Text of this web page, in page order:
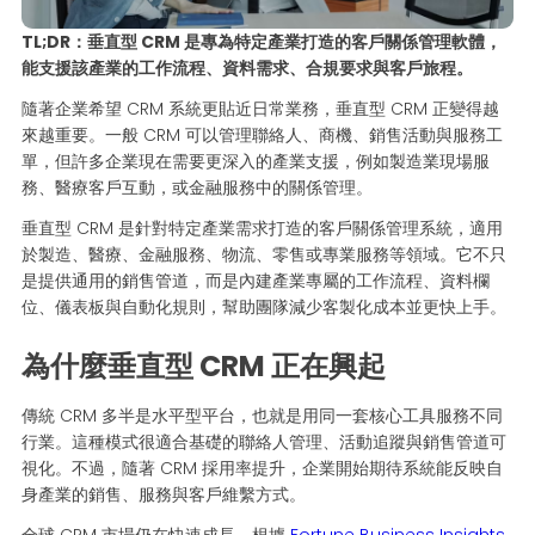
TL;DR：垂直型 CRM 是專為特定產業打造的客戶關係管理軟體，
能支援該產業的工作流程、資料需求、合規要求與客戶旅程。
隨著企業希望 CRM 系統更貼近日常業務，垂直型 CRM 正變得越
來越重要。一般 CRM 可以管理聯絡人、商機、銷售活動與服務工
單，但許多企業現在需要更深入的產業支援，例如製造業現場服
務、醫療客戶互動，或金融服務中的關係管理。
垂直型 CRM 是針對特定產業需求打造的客戶關係管理系統，適用
於製造、醫療、金融服務、物流、零售或專業服務等領域。它不只
是提供通用的銷售管道，而是內建產業專屬的工作流程、資料欄
位、儀表板與自動化規則，幫助團隊減少客製化成本並更快上手。
為什麼垂直型 CRM 正在興起
傳統 CRM 多半是水平型平台，也就是用同一套核心工具服務不同
行業。這種模式很適合基礎的聯絡人管理、活動追蹤與銷售管道可
視化。不過，隨著 CRM 採用率提升，企業開始期待系統能反映自
身產業的銷售、服務與客戶維繫方式。